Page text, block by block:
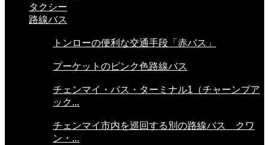
タクシー
路線バス
トンローの便利な交通手段「赤バス」
プーケットのピンク色路線バス
チェンマイ・バス・ターミナル1（チャーンプア
ック...
チェンマイ市内を巡回する別の路線バス クワ
ン・...